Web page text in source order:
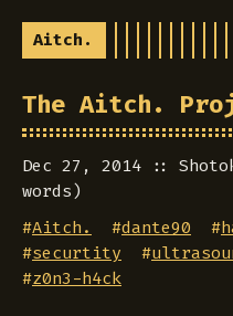
Aitch.
The Aitch.
Dec 27, 2014
words)
#Aitch. #dante90 #
#securtity #
#z0n3-h4ck